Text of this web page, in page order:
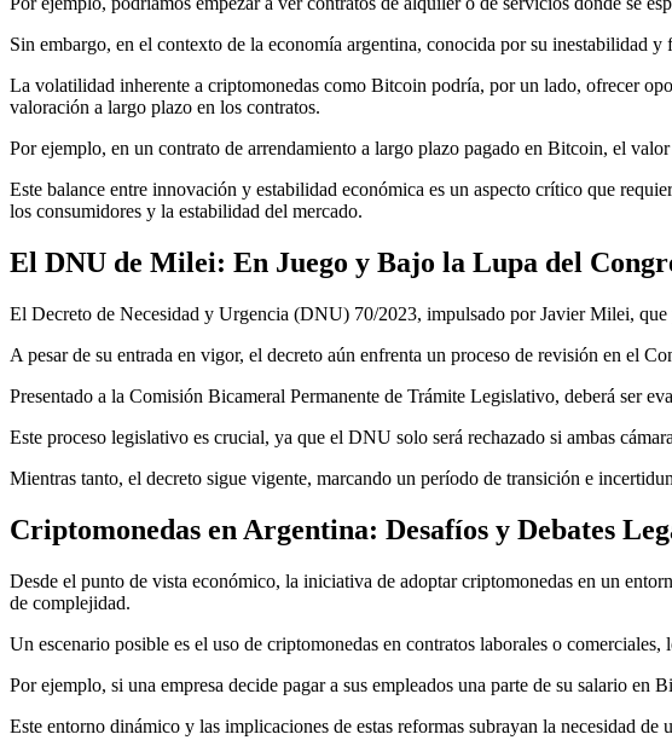
Sin embargo, en el contexto de la economía argentina, conocida por su inestabilidad
La volatilidad inherente a criptomonedas como Bitcoin podría, por un lado, ofrecer
valoración a largo plazo en los contratos.
Por ejemplo, en un contrato de arrendamiento a largo plazo pagado en Bitcoin, el
Este balance entre innovación y estabilidad económica es un aspecto crítico que
los consumidores y la estabilidad del mercado.
El DNU de Milei: En Juego y Bajo la Lupa del
El Decreto de Necesidad y Urgencia (DNU) 70/2023, impulsado por Javier Milei,
A pesar de su entrada en vigor, el decreto aún enfrenta un proceso de revisión en el
Presentado a la Comisión Bicameral Permanente de Trámite Legislativo, deberá ser
Este proceso legislativo es crucial, ya que el DNU solo será rechazado si ambas
Mientras tanto, el decreto sigue vigente, marcando un período de transición e
Criptomonedas en Argentina: Desafíos y Debates
Desde el punto de vista económico, la iniciativa de adoptar criptomonedas en un
de complejidad.
Un escenario posible es el uso de criptomonedas en contratos laborales o
Por ejemplo, si una empresa decide pagar a sus empleados una parte de su salario
Este entorno dinámico y las implicaciones de estas reformas subrayan la necesidad